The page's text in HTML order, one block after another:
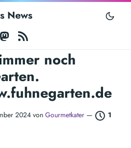
News
YoutubeMastodon
noch
2024 von Gourmetkater —
1